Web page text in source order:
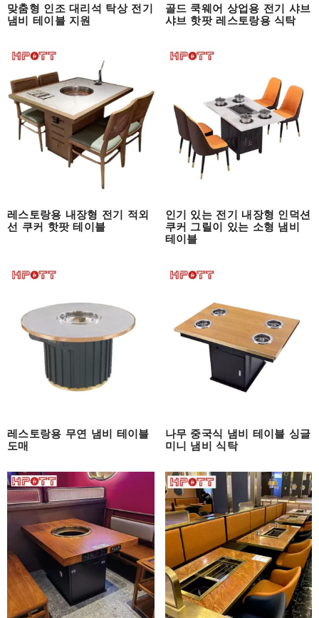
맞춤형 인조 대리석 탁상 전기
냄비 테이블 지원
골드 쿡웨어 상업용 전기 샤브
샤브 핫팟 레스토랑용 식탁
레스토랑용 내장형 전기 적외
선 쿠커 핫팟 테이블
인기 있는 전기 내장형 인덕션
쿠커 그릴이 있는 소형 냄비
테이블
레스토랑용 무연 냄비 테이블
도매
나무 중국식 냄비 테이블 싱글
미니 냄비 식탁